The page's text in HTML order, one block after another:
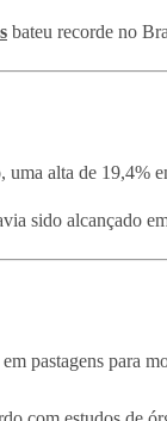
bateu recorde no
uma alta de 19,4%
sido alcançado
pastagens para